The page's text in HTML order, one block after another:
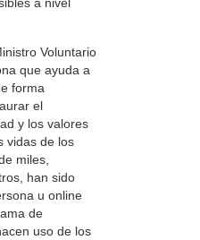
Voluntario
que ayuda a
forma
el
y los valores
vidas de los
miles,
han sido
u online
de
uso de los